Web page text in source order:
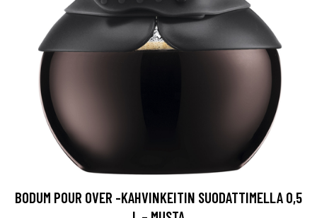
BODUM POUR OVER -KAHVINKEITIN SUODATTIMELLA 0,5